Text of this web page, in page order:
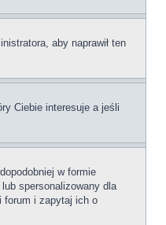
aby naprawił ten
Ciebie interesuje a jeśli
w formie
spersonalizowany dla
forum i zapytaj ich o